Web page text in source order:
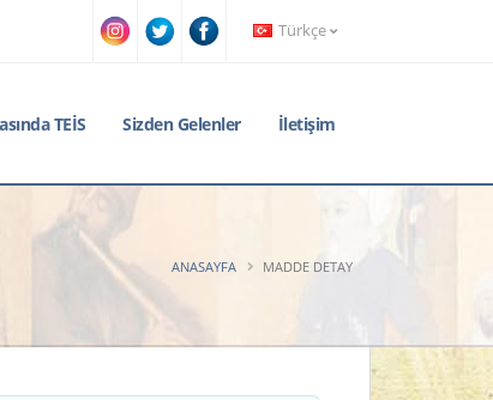
Türkçe
TEİS Sizden Gelenler İletişim
ANASAYFA MADDE DETAY